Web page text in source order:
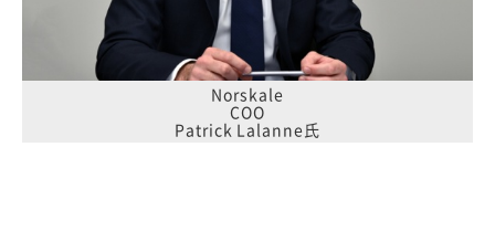
Norskale
COO
Patrick Lalanne氏